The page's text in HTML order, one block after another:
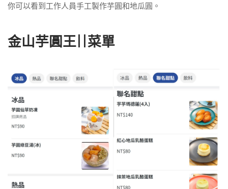
你可以看到工作人員手工製作芋圓和地瓜圓。
金山芋圓王||菜單